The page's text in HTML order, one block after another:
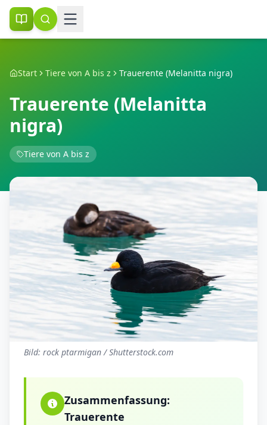
Start Tiere von A bis z Trauerente (Melanitta nigra)
Trauerente (Melanitta
nigra)
Tiere von A bis z
Bild: rock ptarmigan / Shutterstock.com
Zusammenfassung:
Trauerente